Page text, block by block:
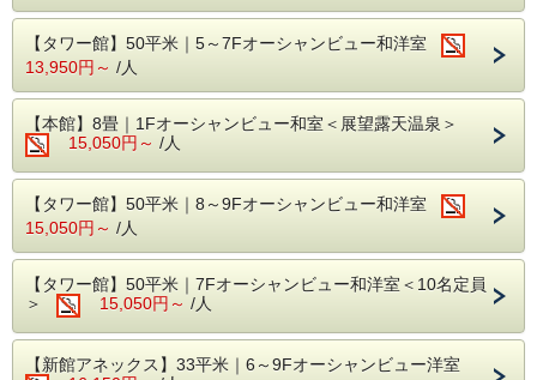
電話ください。
※バイキング利用者の総数が30名以下の場合、個人盛りと
【朝食】7：00～9：00
ソフトドリンク飲み放題！
地元の食材をふんだんに使った、幅広いジャンルのお料理を
バイキング形式でご提供いたします。
※季節や宿泊客数によって、食事時間が変わる場合がござい
ます。
■ホテルの魅力
・全室オーシャンビュー客室
・地元の食材をふんだんに使用したバイキング
・平戸瀬戸を一望でき、展望露天風呂などが楽しめる「平戸
・九州最大！？お子様が走り回れるワンフロア「キッズガー
【タワー館】50平米｜5～7Fオーシャンビュー和洋室
13,950円～ /人
【本館】8畳｜1Fオーシャンビュー和室＜展望露天温泉＞
15,050円～ /人
【タワー館】50平米｜8～9Fオーシャンビュー和洋室
15,050円～ /人
【タワー館】50平米｜7Fオーシャンビュー和洋室＜10名定員
＞
15,050円～ /人
【新館アネックス】33平米｜6～9Fオーシャンビュー洋室